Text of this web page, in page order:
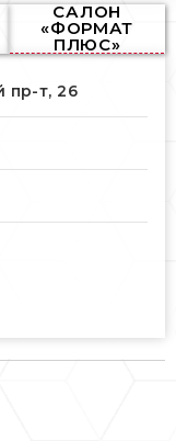
САЛОН
«ФОРМАТ
ПЛЮС»
пр-т, 26